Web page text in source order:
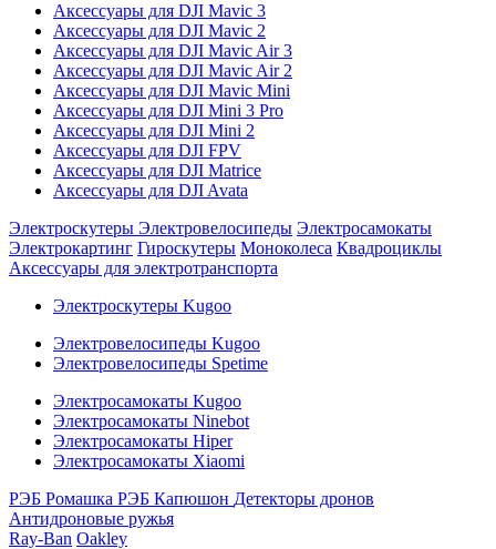
Аксессуары для DJI Mavic 3
Аксессуары для DJI Mavic 2
Аксессуары для DJI Mavic Air 3
Аксессуары для DJI Mavic Air 2
Аксессуары для DJI Mavic Mini
Аксессуары для DJI Mini 3 Pro
Аксессуары для DJI Mini 2
Аксессуары для DJI FPV
Аксессуары для DJI Matrice
Аксессуары для DJI Avata
Электроскутеры Электровелосипеды Электросамокаты
Электрокартинг Гироскутеры Моноколеса Квадроциклы
Аксессуары для электротранспорта
Электроскутеры Kugoo
Электровелосипеды Kugoo
Электровелосипеды Spetime
Электросамокаты Kugoo
Электросамокаты Ninebot
Электросамокаты Hiper
Электросамокаты Xiaomi
РЭБ Ромашка РЭБ Капюшон Детекторы дронов
Антидроновые ружья
Ray-Ban Oakley